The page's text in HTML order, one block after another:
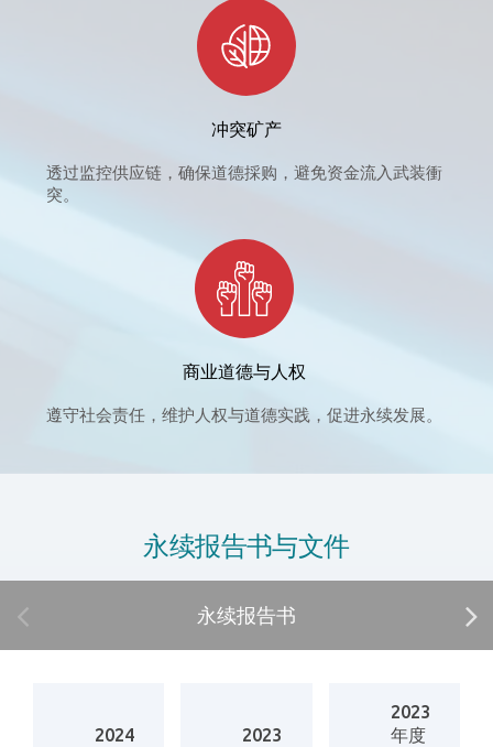
冲突矿产
透过监控供应链，确保道德採购，避免资金流入武装衝
突。
商业道德与人权
遵守社会责任，维护人权与道德实践，促进永续发展。
永续报告书与文件
永续报告书
2024
2023
2023
年度